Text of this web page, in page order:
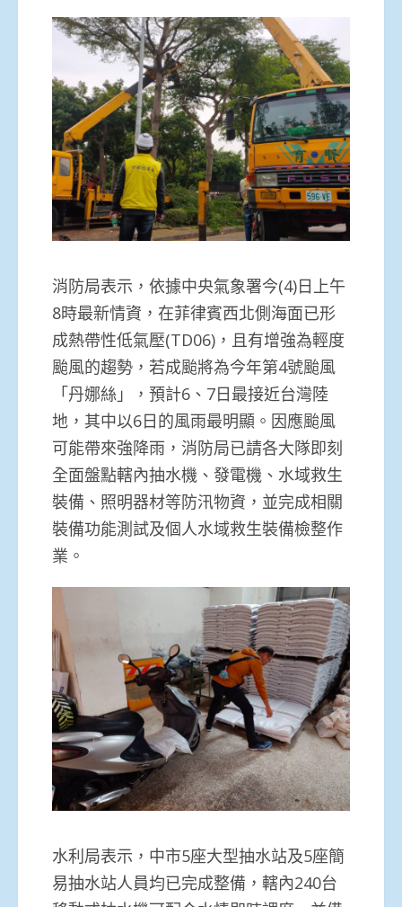
消防局表示，依據中央氣象署今(4)日上午
8時最新情資，在菲律賓西北側海面已形
成熱帶性低氣壓(TD06)，且有增強為輕度
颱風的趨勢，若成颱將為今年第4號颱風
「丹娜絲」，預計6、7日最接近台灣陸
地，其中以6日的風雨最明顯。因應颱風
可能帶來強降雨，消防局已請各大隊即刻
全面盤點轄內抽水機、發電機、水域救生
裝備、照明器材等防汛物資，並完成相關
裝備功能測試及個人水域救生裝備檢整作
業。
水利局表示，中市5座大型抽水站及5座簡
易抽水站人員均已完成整備，轄內240台